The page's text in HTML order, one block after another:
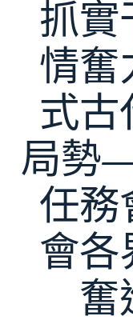
抓實
情奮
式古
局勢
任務
會各
奮